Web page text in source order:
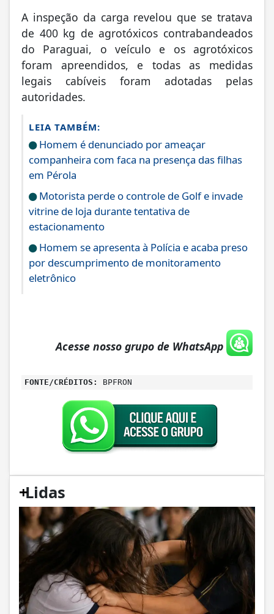
A inspeção da carga revelou que se tratava
de 400 kg de agrotóxicos contrabandeados
do Paraguai, o veículo e os agrotóxicos
foram apreendidos, e todas as medidas
legais cabíveis foram adotadas pelas
autoridades.
LEIA TAMBÉM:
Homem é denunciado por ameaçar
companheira com faca na presença das filhas
em Pérola
Motorista perde o controle de Golf e invade
vitrine de loja durante tentativa de
estacionamento
Homem se apresenta à Polícia e acaba preso
por descumprimento de monitoramento
eletrônico
Acesse nosso grupo de WhatsApp
FONTE/CRÉDITOS: BPFRON
+
Lidas